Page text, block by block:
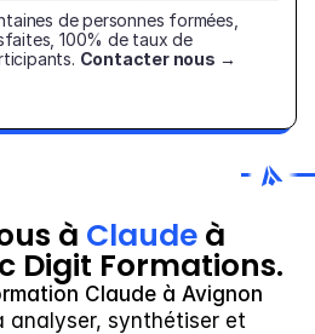
de personnes formées,
100% de taux de
Contacter nous →
à Claude à
Digit Formations.
Claude à Avignon
analyser, synthétiser et